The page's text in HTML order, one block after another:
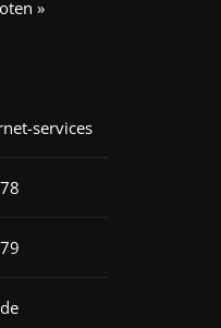
»
services